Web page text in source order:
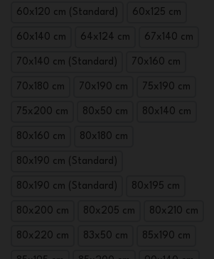
60x120 cm (Standard) 60x125 cm
60x140 cm 64x124 cm 67x140 cm
70x140 cm (Standard) 70x160 cm
70x180 cm 70x190 cm 75x190 cm
75x200 cm 80x50 cm 80x140 cm
80x160 cm 80x180 cm
80x190 cm (Standard)
80x190 cm (Standard) 80x195 cm
80x200 cm 80x205 cm 80x210 cm
80x220 cm 83x50 cm 85x190 cm